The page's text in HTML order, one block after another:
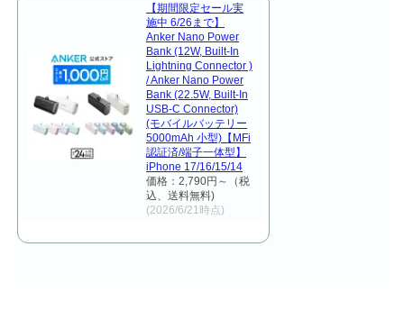
【期間限定セール実
施中 6/26まで】
Anker Nano Power
Bank (12W, Built-In
Lightning Connector )
/ Anker Nano Power
Bank (22.5W, Built-In
USB-C Connector)
(モバイルバッテリー
5000mAh 小型)【MFi
認証済/端子一体型】
iPhone 17/16/15/14
価格：2,790円～（税
込、送料無料)
(2026/6/21時点)